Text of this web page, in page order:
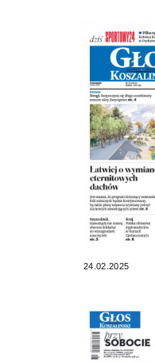
24.02.2025